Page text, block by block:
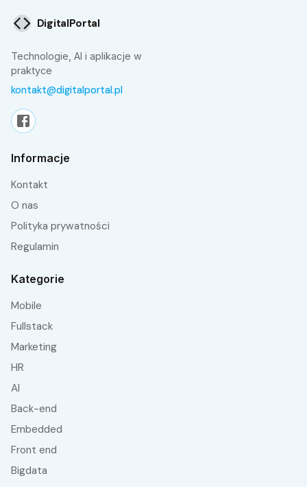
DigitalPortal
Technologie, AI i aplikacje w
praktyce
kontakt@digitalportal.pl
Informacje
Kontakt
O nas
Polityka prywatności
Regulamin
Kategorie
Mobile
fullstack
Marketing
HR
AI
Back-end
embedded
front end
bigdata